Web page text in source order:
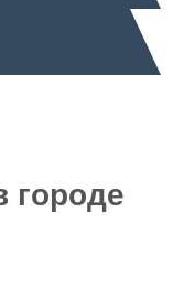
городе